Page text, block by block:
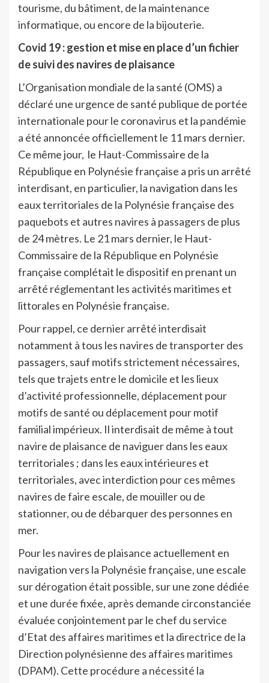
tourisme, du bâtiment, de la maintenance
informatique, ou encore de la bijouterie.
Covid 19 : gestion et mise en place d’un fichier
de suivi des navires de plaisance
L’Organisation mondiale de la santé (OMS) a
déclaré une urgence de santé publique de portée
internationale pour le coronavirus et la pandémie
a été annoncée officiellement le 11 mars dernier.
Ce même jour, le Haut-Commissaire de la
République en Polynésie française a pris un arrêté
interdisant, en particulier, la navigation dans les
eaux territoriales de la Polynésie française des
paquebots et autres navires à passagers de plus
de 24 mètres. Le 21 mars dernier, le Haut-
Commissaire de la République en Polynésie
française complétait le dispositif en prenant un
arrêté réglementant les activités maritimes et
littorales en Polynésie française.
Pour rappel, ce dernier arrêté interdisait
notamment à tous les navires de transporter des
passagers, sauf motifs strictement nécessaires,
tels que trajets entre le domicile et les lieux
d’activité professionnelle, déplacement pour
motifs de santé ou déplacement pour motif
familial impérieux. Il interdisait de même à tout
navire de plaisance de naviguer dans les eaux
territoriales ; dans les eaux intérieures et
territoriales, avec interdiction pour ces mêmes
navires de faire escale, de mouiller ou de
stationner, ou de débarquer des personnes en
mer.
Pour les navires de plaisance actuellement en
navigation vers la Polynésie française, une escale
sur dérogation était possible, sur une zone dédiée
et une durée fixée, après demande circonstanciée
évaluée conjointement par le chef du service
d’Etat des affaires maritimes et la directrice de la
Direction polynésienne des affaires maritimes
(DPAM). Cette procédure a nécessité la